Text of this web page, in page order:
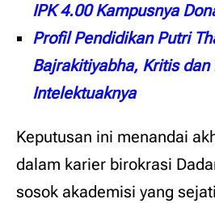
IPK 4.00 Kampusnya
Profil Pendidikan Putri
Bajrakitiyabha, Kritis dan
Intelektuaknya
Keputusan ini menandai
dalam karier birokrasi
sosok akademisi yang